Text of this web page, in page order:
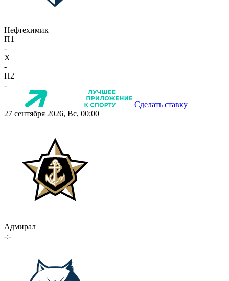
Нефтехимик
П1
-
X
-
П2
-
Сделать ставку
27 сентября 2026, Вс, 00:00
Адмирал
-:-